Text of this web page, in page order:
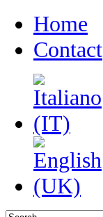
Home
Contact